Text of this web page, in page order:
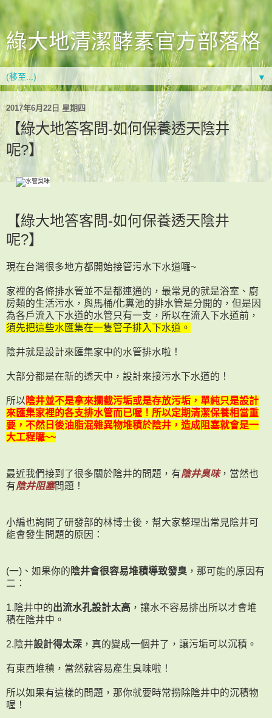
綠大地清潔酵素官方部落格
▼
2017年6月22日 星期四
【綠大地答客問-如何保養透天陰井
呢?】
【綠大地答客問-如何保養透天陰井
呢?】
現在台灣很多地方都開始接管污水下水道囉~
家裡的各條排水管並不是都連通的，最常見的就是浴室、廚
房類的生活污水，與馬桶/化糞池的排水管是分開的，但是因
為各戶流入下水道的水管只有一支，所以在流入下水道前，
須先把這些水匯集在一隻管子排入下水道。
陰井就是設計來匯集家中的水管排水啦！
大部分都是在新的透天中，設計來接污水下水道的！
所以 陰井並不是拿來攔截污垢或是存放污垢，單純只是設計
來匯集家裡的各支排水管而已喔！ 所以定期清潔保養相當重
要，不然日後油脂混雜異物堆積於陰井，造成阻塞就會是一
大工程囉~~
最近我們接到了很多關於陰井的問題，有陰井臭味，當然也
有陰井阻塞問題！
小編也詢問了研發部的林博士後，幫大家整理出常見陰井可
能會發生問題的原因：
(一)、如果你的 陰井會很容易堆積導致發臭 ，那可能的原因有
二：
1.陰井中的出流水孔設計太高 ，讓水不容易排出所以才會堆
積在陰井中。
2.陰井設計得太深 ，真的變成一個井了，讓污垢可以沉積。
有東西堆積，當然就容易產生臭味啦！
所以如果有這樣的問題，那你就要時常撈除陰井中的沉積物
喔！